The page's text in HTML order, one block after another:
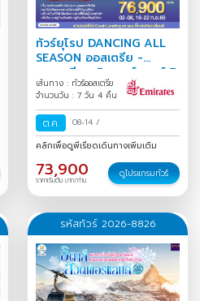
ทัวร์ยุโรป DANCING ALL
SEASON ออสเตรีย -
เยอรมนี - สวิตเซอร์แลนด์ 7
วัน 4 คืน
เส้นทาง : ทัวร์ออสเตรีย
จำนวนวัน : 7 วัน 4 คืน
ต.ค. 08-14 /
คลิกเพื่อดูพีเรียดเดินทางเพิ่มเติม
73,900
ราคาเริ่มต้น บาท/ท่าน
ดูโปรแกรมทัวร์
รหัสทัวร์ 2026-8826